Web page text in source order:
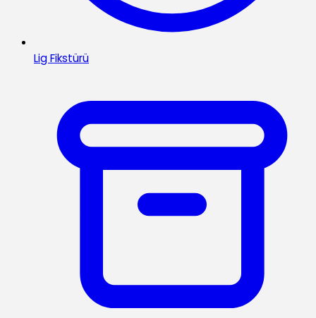
Lig Fikstürü